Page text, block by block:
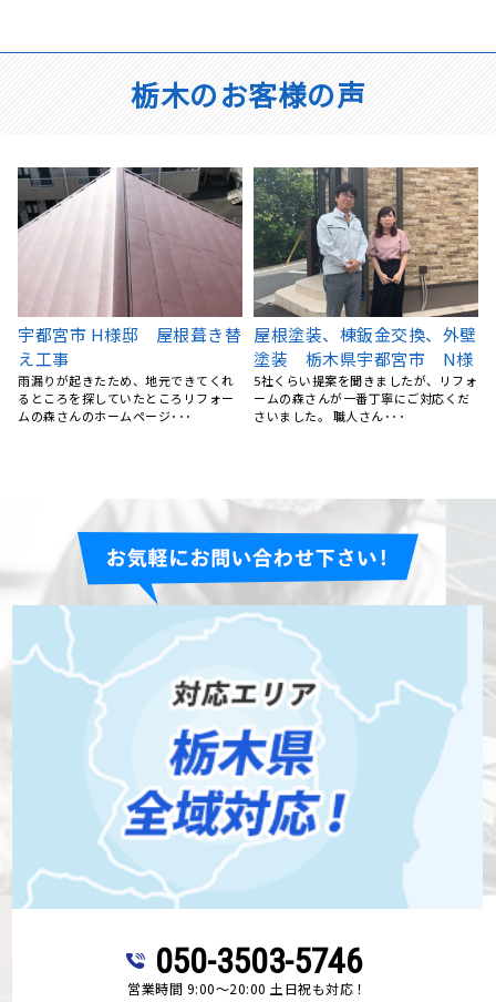
栃木のお客様の声
屋根葺き替え工事 瓦屋根か
ら金属屋根へ 雨漏り修理
栃木県宇都宮市 S様
台風のあと、雨の日に雨漏りして、ホ
栃木県宇都宮市 通路防水工
事 ウレタン樹脂
元々水捌けが悪く、物々しい雰囲気の
通路でしたが、職人さんの素早い施工
050-3503-5746
営業時間 9:00～20:00 土日祝も対応！